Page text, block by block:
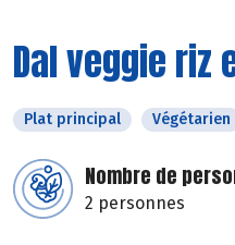
Dal veggie riz
Plat principal Végétarien
Nombre de
2 personnes